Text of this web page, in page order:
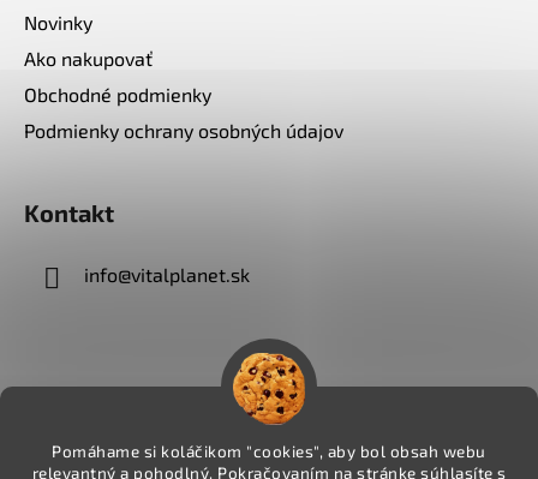
Pomáhame si koláčikom "cookies", aby bol obsah webu
relevantný a pohodlný. Pokračovaním na stránke súhlasíte s
Novinky
Ako nakupovať
Obchodné podmienky
Podmienky ochrany osobných údajov
Kontakt
info@vitalplanet.sk